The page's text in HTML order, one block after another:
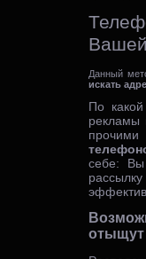
Данный
искать
По
себе:
отыщут